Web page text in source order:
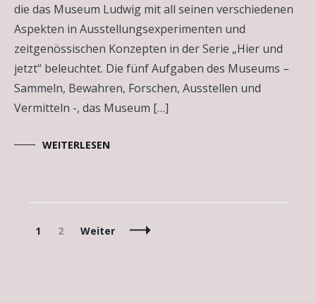
die das Museum Ludwig mit all seinen verschiedenen
Aspekten in Ausstellungsexperimenten und
zeitgenössischen Konzepten in der Serie „Hier und
jetzt“ beleuchtet. Die fünf Aufgaben des Museums –
Sammeln, Bewahren, Forschen, Ausstellen und
Vermitteln -, das Museum […]
WEITERLESEN
Beitragsnavigation
Seite
1 Seite
2 Weiter